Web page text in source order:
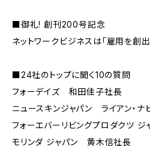
■御礼! 創刊200号記念
ネットワークビジネスは「雇用を創出
■24社のトップに聞く10の質問
フォーデイズ 和田佳子社長
ニュースキンジャパン ライアン・ナ
フォーエバーリビングプロダクツ
モリンダ ジャパン 黄木信社長